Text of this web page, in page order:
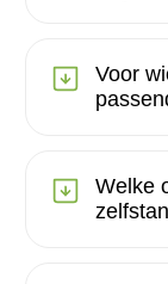
Voor
Welke